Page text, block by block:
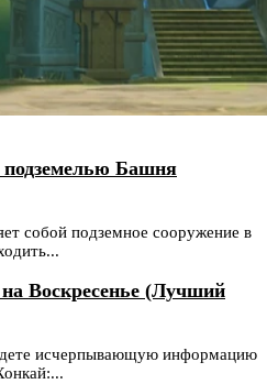
подземелью Башня
собой подземное сооружение в
Воскресенье (Лучший
исчерпывающую информацию